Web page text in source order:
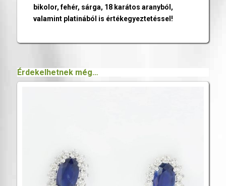
bikolor, fehér, sárga, 18 karátos aranyból,
valamint platinából is értékegyeztetéssel!
Érdekelhetnek még…